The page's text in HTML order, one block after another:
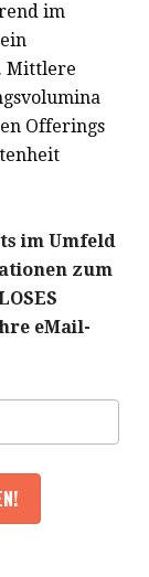
im
Mittlere
Offerings
im Umfeld
zum
eMail-